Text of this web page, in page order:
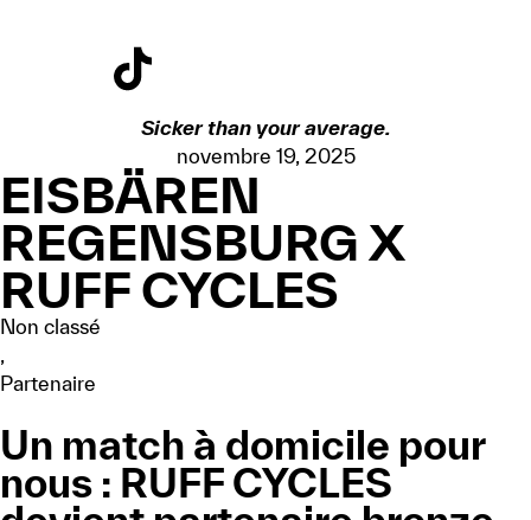
Sicker than your average.
novembre 19, 2025
EISBÄREN
REGENSBURG X
RUFF CYCLES
Non classé
,
Partenaire
Un match à domicile pour
nous : RUFF CYCLES